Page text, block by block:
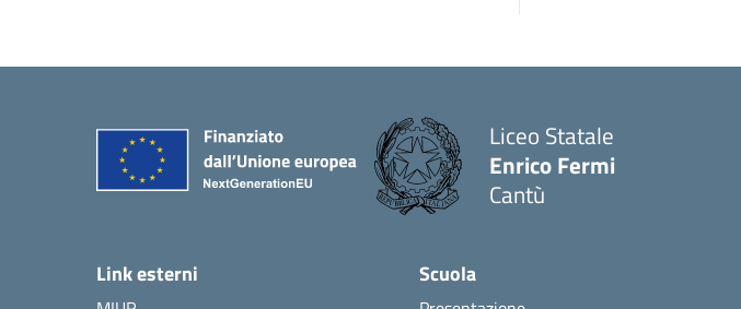
Liceo Statale
Enrico Fermi
Cantù
Link esterni Scuola